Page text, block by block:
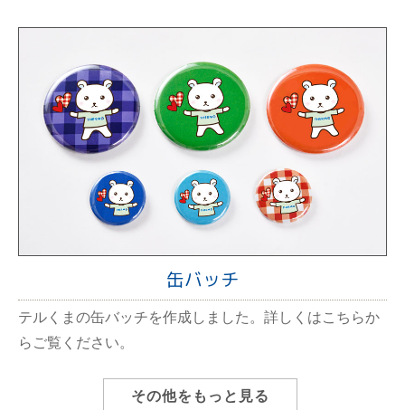
缶バッチ
テルくまの缶バッチを作成しました。詳しくはこちらか
らご覧ください。
その他をもっと見る